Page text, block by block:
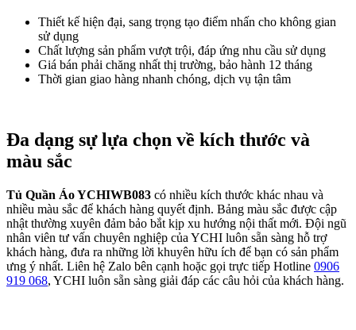
Thiết kế hiện đại, sang trọng tạo điểm nhấn cho không gian
sử dụng
Chất lượng sản phẩm vượt trội, đáp ứng nhu cầu sử dụng
Giá bán phải chăng nhất thị trường, bảo hành 12 tháng
Thời gian giao hàng nhanh chóng, dịch vụ tận tâm
Đa dạng sự lựa chọn về kích thước và
màu sắc
Tủ Quần Áo YCHIWB083 có nhiều kích thước khác nhau và
nhiều màu sắc để khách hàng quyết định. Bảng màu sắc được cập
nhật thường xuyên đảm bảo bắt kịp xu hướng nội thất mới. Đội ngũ
nhân viên tư vấn chuyên nghiệp của YCHI luôn sẵn sàng hỗ trợ
khách hàng, đưa ra những lời khuyên hữu ích để bạn có sản phẩm
ưng ý nhất. Liên hệ Zalo bên cạnh hoặc gọi trực tiếp Hotline 0906
919 068, YCHI luôn sẵn sàng giải đáp các câu hỏi của khách hàng.